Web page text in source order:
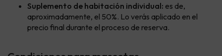
Suplemento de habitación individual: es de,
aproximadamente, el 50%. Lo verás aplicado en el
precio final durante el proceso de reserva.